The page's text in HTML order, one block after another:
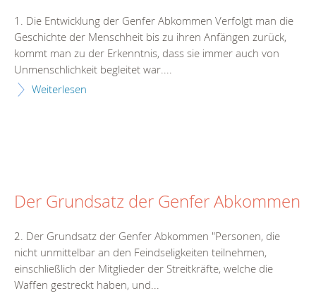
1. Die Entwicklung der Genfer Abkommen Verfolgt man die
Geschichte der Menschheit bis zu ihren Anfängen zurück,
kommt man zu der Erkenntnis, dass sie immer auch von
Unmenschlichkeit begleitet war....
Weiterlesen
Der Grundsatz der Genfer Abkommen
2. Der Grundsatz der Genfer Abkommen "Personen, die
nicht unmittelbar an den Feindseligkeiten teilnehmen,
einschließlich der Mitglieder der Streitkräfte, welche die
Waffen gestreckt haben, und...